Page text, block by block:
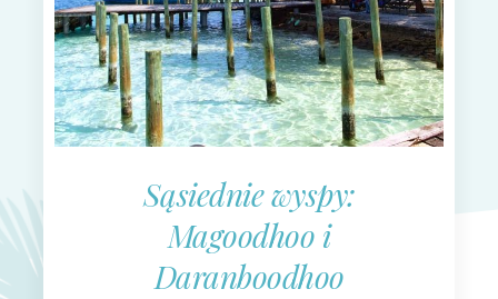
Sąsiednie wyspy:
Magoodhoo i
Daranboodhoo